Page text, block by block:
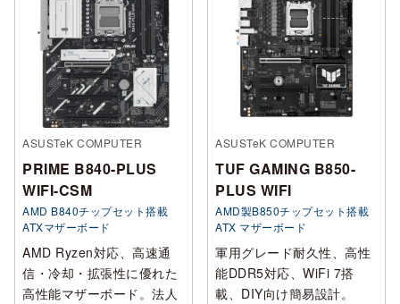
ASUSTeK COMPUTER
PRIME B840-PLUS
WIFI-CSM
AMD B840チップセット搭載
ATXマザーボード
AMD Ryzen対応、高速通
信・冷却・拡張性に優れた
高性能マザーボード。法人
ASUSTeK COMPUTER
TUF GAMING B850-
PLUS WIFI
AMD製B850チップセット搭載
ATX マザーボード
軍用グレード耐久性、高性
能DDR5対応、WiFi 7搭
載、DIY向け簡易設計。